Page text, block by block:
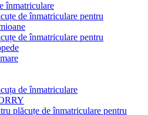
înmatriculare
de înmatriculare pentru
de înmatriculare pentru
de înmatriculare
plăcuțe de înmatriculare pentru